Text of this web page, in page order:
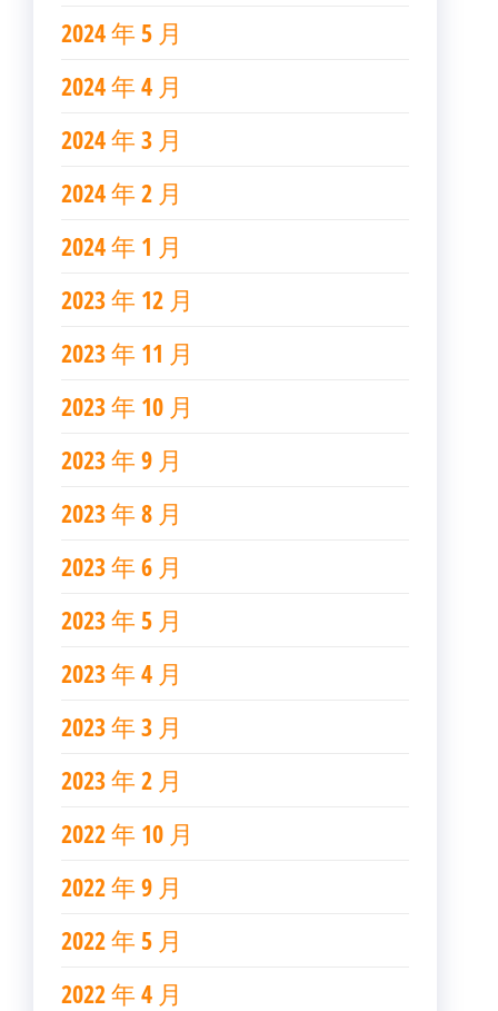
2024 年 5 月
2024 年 4 月
2024 年 3 月
2024 年 2 月
2024 年 1 月
2023 年 12 月
2023 年 11 月
2023 年 10 月
2023 年 9 月
2023 年 8 月
2023 年 6 月
2023 年 5 月
2023 年 4 月
2023 年 3 月
2023 年 2 月
2022 年 10 月
2022 年 9 月
2022 年 5 月
2022 年 4 月